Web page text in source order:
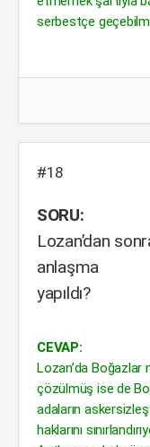
serbestçe
#18
SORU:
Lozan’dan
anlaşma
yapıldı?
CEVAP:
Lozan’da Boğazlar
çözülmüş ise de
adaların
haklarını